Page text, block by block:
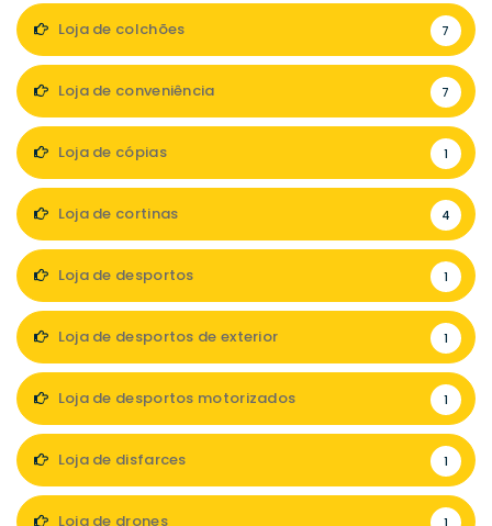
Loja de colchões 7
Loja de conveniência 7
Loja de cópias 1
Loja de cortinas 4
Loja de desportos 1
Loja de desportos de exterior 1
Loja de desportos motorizados 1
Loja de disfarces 1
Loja de drones